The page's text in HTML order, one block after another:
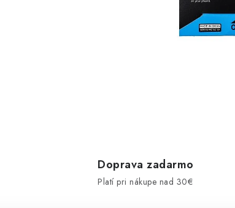
Doprava zadarmo
Platí pri nákupe nad 30€